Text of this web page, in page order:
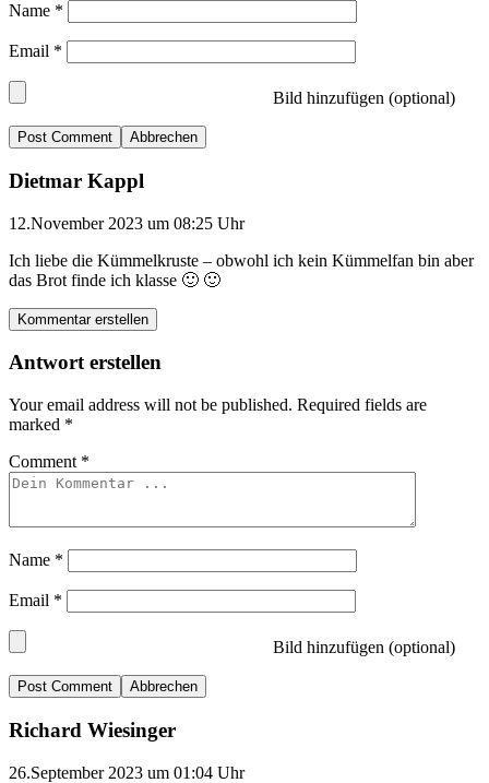
Name *
Email *
Bild hinzufügen (optional)
Abbrechen
Dietmar Kappl
12.November 2023 um 08:25 Uhr
Ich liebe die Kümmelkruste – obwohl ich kein Kümmelfan bin aber
das Brot finde ich klasse 🙂 🙂
Kommentar erstellen
Antwort erstellen
Your email address will not be published. Required fields are
marked *
Comment *
Name *
Email *
Bild hinzufügen (optional)
Abbrechen
Richard Wiesinger
26.September 2023 um 01:04 Uhr